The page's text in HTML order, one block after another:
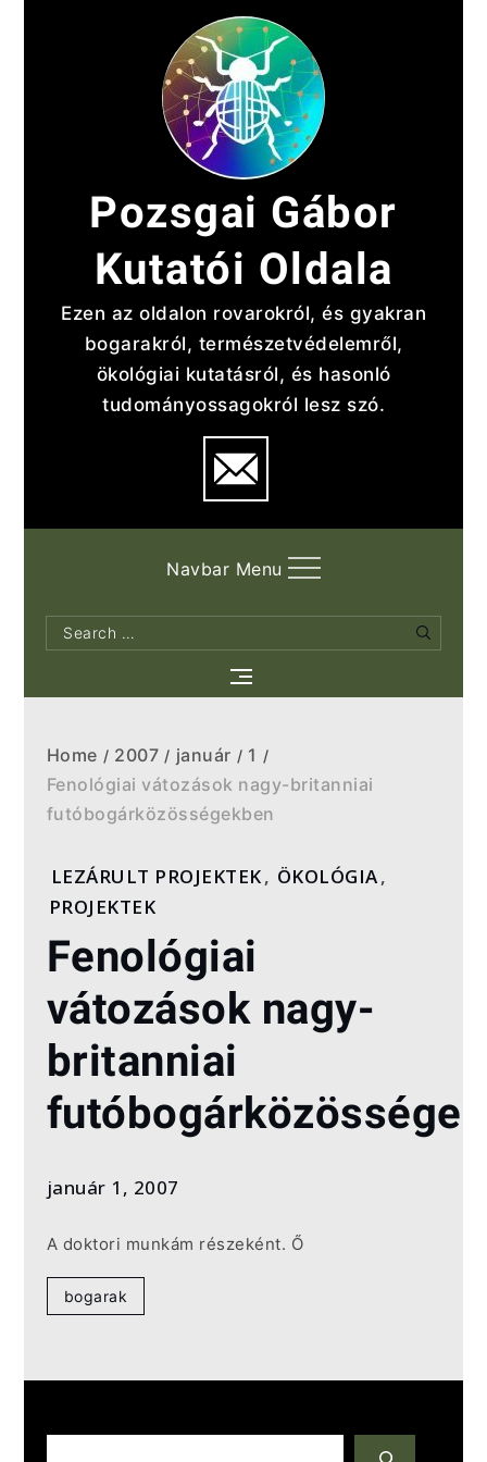
Pozsgai Gábor
Kutatói Oldala
Ezen az oldalon rovarokról, és gyakran
bogarakról, természetvédelemről,
ökológiai kutatásról, és hasonló
tudományossagokról lesz szó.
Navbar Menu
Search
Search
Home 2007 január
1
Fenológiai vátozások nagy-britanniai
futóbogárközösségekben
LEZÁRULT PROJEKTEK, ÖKOLÓGIA,
PROJEKTEK
Fenológiai
vátozások nagy-
britanniai
január 1, 2007
A doktori munkám részeként. Ő
bogarak